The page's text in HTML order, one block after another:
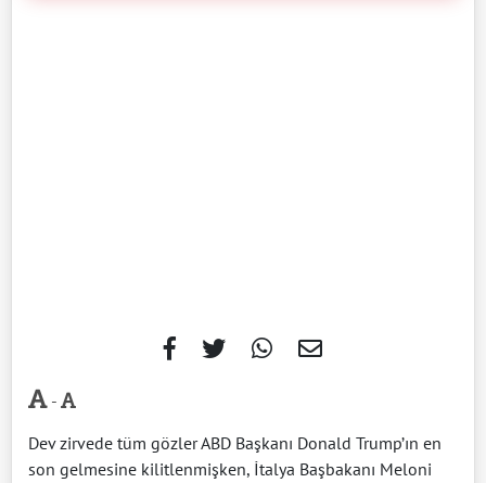
-
Dev zirvede tüm gözler ABD Başkanı Donald Trump’ın en
son gelmesine kilitlenmişken, İtalya Başbakanı Meloni